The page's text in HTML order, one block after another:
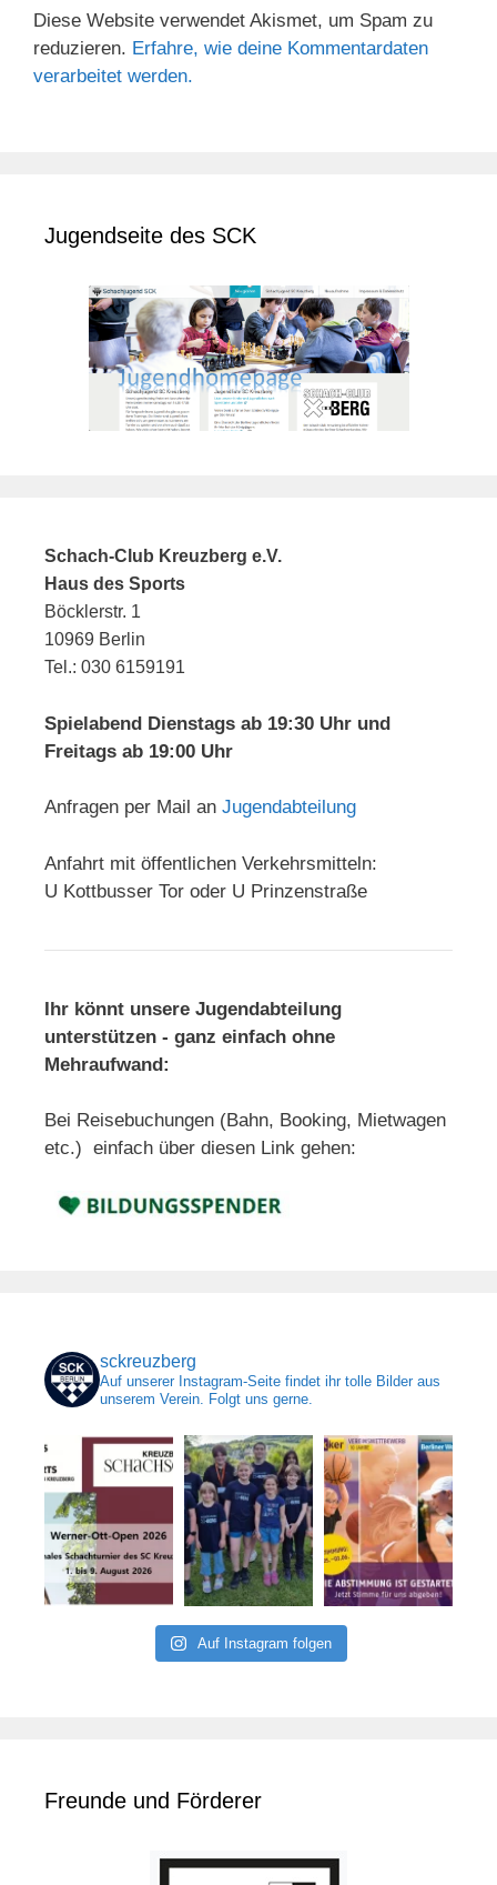
Diese Website verwendet Akismet, um Spam zu
reduzieren. Erfahre, wie deine Kommentardaten
verarbeitet werden.
Jugendseite des SCK
Schach-Club Kreuzberg e.V.
Haus des Sports
Böcklerstr. 1
10969 Berlin
Tel.: 030 6159191
Spielabend Dienstags ab 19:30 Uhr und
Freitags ab 19:00 Uhr
Anfragen per Mail an Jugendabteilung
Anfahrt mit öffentlichen Verkehrsmitteln:
U Kottbusser Tor oder U Prinzenstraße
Ihr könnt unsere Jugendabteilung
unterstützen - ganz einfach ohne
Mehraufwand:
Bei Reisebuchungen (Bahn, Booking, Mietwagen
etc.) einfach über diesen Link gehen:
sckreuzberg
Auf unserer Instagram-Seite findet ihr tolle Bilder aus
unserem Verein. Folgt uns gerne.
Auf Instagram folgen
Freunde und Förderer